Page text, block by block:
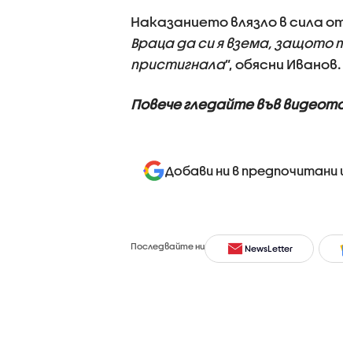
Наказанието влязло в сила
Враца да си я взема, защото
пристигнала”, обясни Иванов.
Повече гледайте във
Добави ни в предпочитани
Последвайте ни NewsLetter